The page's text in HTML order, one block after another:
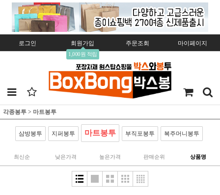
로그인 회원가입
1,000원 적립
주문조회 마이페이지
각종봉투 > 마트봉투
삼방봉투 지퍼봉투 마트봉투 부직포봉투 복주머니봉투
최신순 낮은가격 높은가격 판매순위 상품명